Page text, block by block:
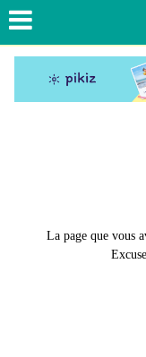
La page que vous